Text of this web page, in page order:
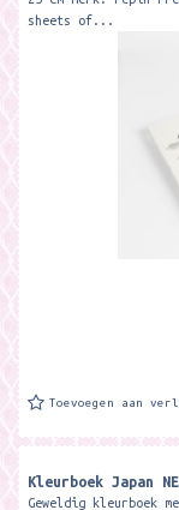
sheets of...
Toevoegen aan
Kleurboek Japan
Geweldig kleurboek